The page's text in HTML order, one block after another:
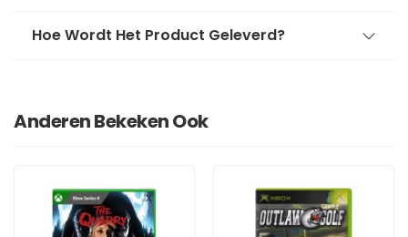
Hoe Wordt Het Product Geleverd?
Anderen Bekeken Ook